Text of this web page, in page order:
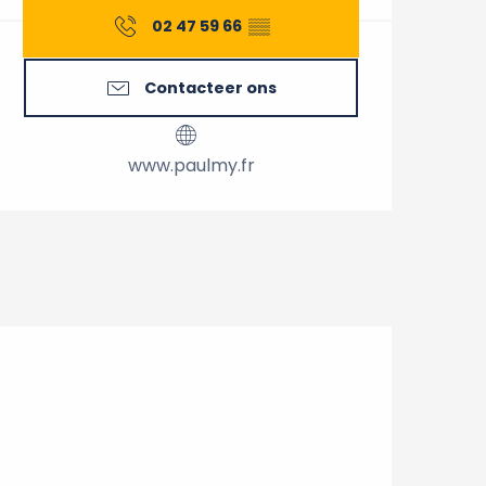
02 47 59 66 ▒▒
Contacteer ons
www.paulmy.fr